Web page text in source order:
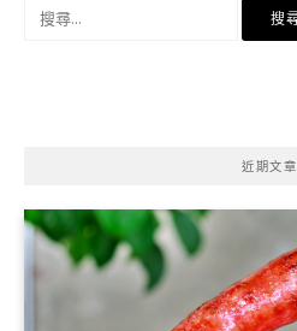
近期文章